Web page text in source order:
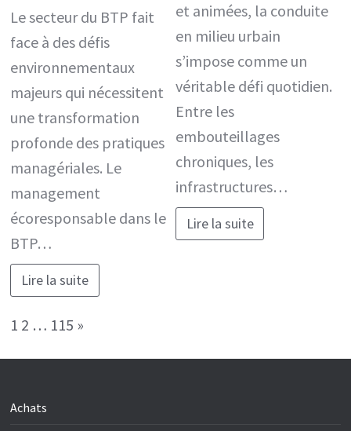
Le secteur du BTP fait
face à des défis
environnementaux
majeurs qui nécessitent
une transformation
profonde des pratiques
managériales. Le
management
écoresponsable dans le
BTP…
Lire la suite
et animées, la conduite
en milieu urbain
s’impose comme un
véritable défi quotidien.
Entre les
embouteillages
chroniques, les
infrastructures…
Lire la suite
Page:
1 2 … 115 Next
»
Achats